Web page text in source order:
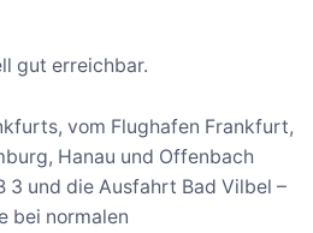
gut erreichbar.
vom Flughafen Frankfurt,
Hanau und Offenbach
3 und die Ausfahrt Bad Vilbel –
bei normalen